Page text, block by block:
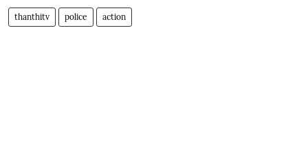
thanthitv police action